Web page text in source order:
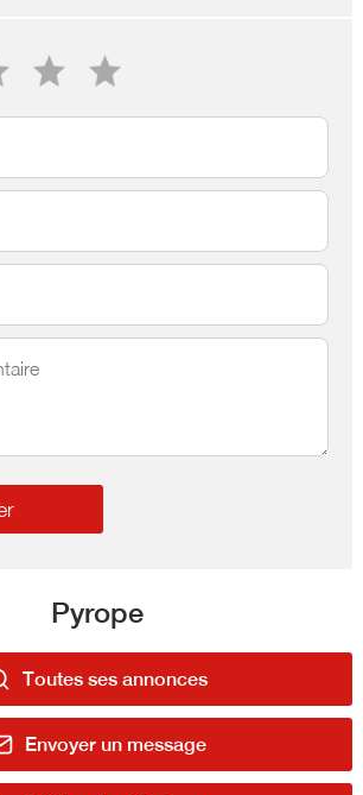
Pyrope
Toutes ses annonces
Envoyer un message